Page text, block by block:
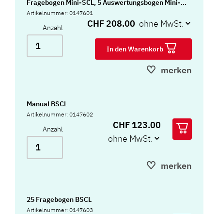
Fragebogen Mini-SCL, 5 Auswertungsbogen Mini-
SCL, 5 Profilbogen Mini-SCL und Mappe BSCL mit
Mini-SCL
Artikelnummer: 0147601
Anzahl CHF 208.00
In den Warenkorb
merken
Manual BSCL
Artikelnummer: 0147602
Anzahl CHF 123.00
merken
25 Fragebogen BSCL
Artikelnummer: 0147603